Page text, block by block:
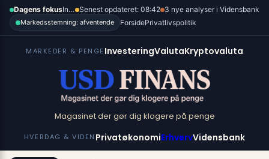
Spring
indhold
Dagens fokus Inflation, renter og dollar Senest opdateret: 08:42 3 nye analyser i Vidensbank
Markedsstemning: afventende ForsidePrivatlivspolitik
MARKEDER & PENGE InvesteringValutaKryptovaluta
Magasinet der gør dig klogere på penge
HVERDAG & VIDEN PrivatøkonomiErhvervVidensbank